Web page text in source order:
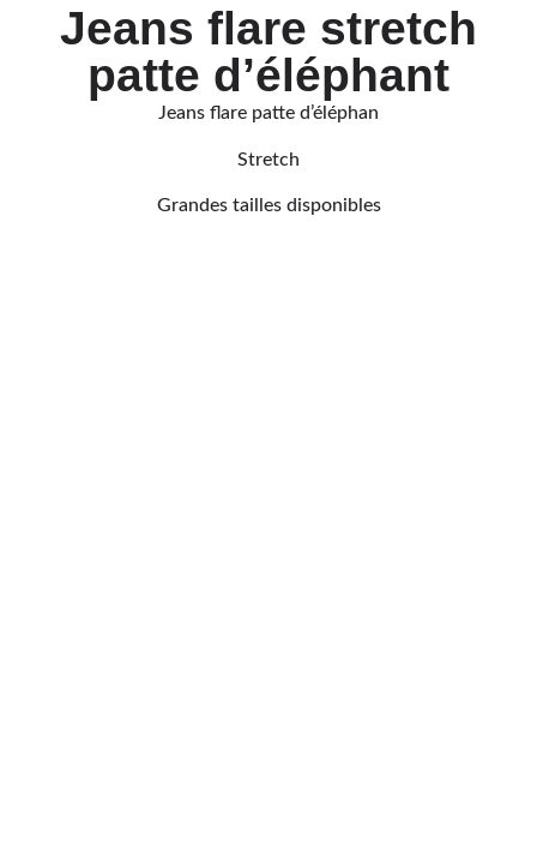
Jeans flare stretch
patte d’éléphant
Jeans flare patte d’éléphan
Stretch
Grandes tailles disponibles